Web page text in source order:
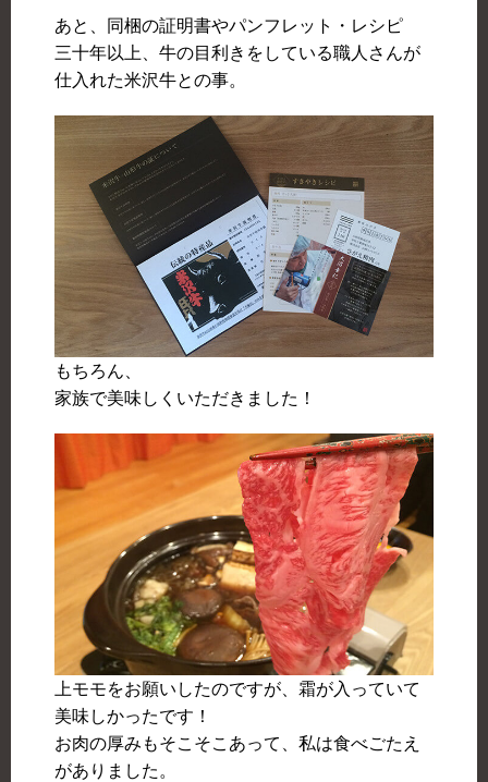
あと、同梱の証明書やパンフレット・レシピ
三十年以上、牛の目利きをしている職人さんが
仕入れた米沢牛との事。
もちろん、
家族で美味しくいただきました！
上モモをお願いしたのですが、霜が入っていて
美味しかったです！
お肉の厚みもそこそこあって、私は食べごたえ
がありました。